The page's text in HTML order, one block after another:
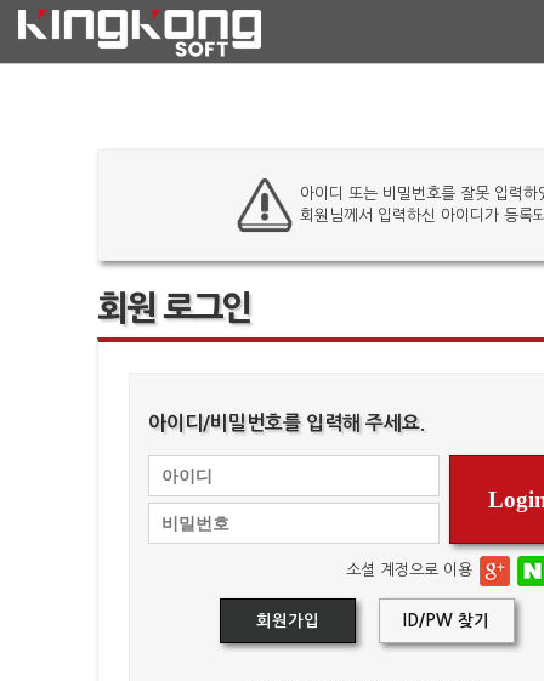
아이디 또는 비밀번호를 잘못 입력하
회원님께서 입력하신 아이디가 등록
회원 로그인
아이디/비밀번호를 입력해 주세요.
소셜 계정으로 이용
회원가입 ID/PW 찾기